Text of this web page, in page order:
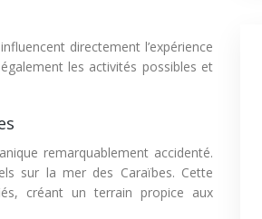
directement l’expérience
les activités possibles et
remarquablement accidenté.
sur la mer des Caraïbes. Cette
créant un terrain propice aux